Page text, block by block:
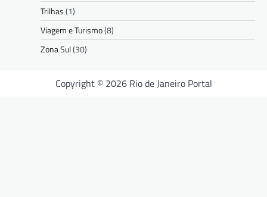
Trilhas(1)
Viagem e Turismo(8)
Zona Sul(30)
Copyright © 2026 Rio de Janeiro Portal